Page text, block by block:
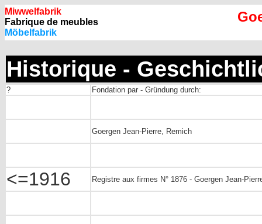
Miwwelfabrik
Fabrique de meubles
Möbelfabrik
Historique -
? Fondation par - Gründung durch:
Goergen Jean-Pierre, Remich
<=1916 Registre aux firmes N° 1876 - Goergen Jean-